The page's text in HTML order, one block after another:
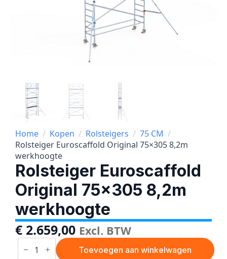
Home Kopen Rolsteigers
75 CM
Rolsteiger Euroscaffold Original 75×305 8,2m
werkhoogte
Rolsteiger Euroscaffold
Original 75×305 8,2m
werkhoogte
€ 2.659,00 Excl. BTW
Rolsteiger
Euroscaffold Toevoegen aan winkelwagen